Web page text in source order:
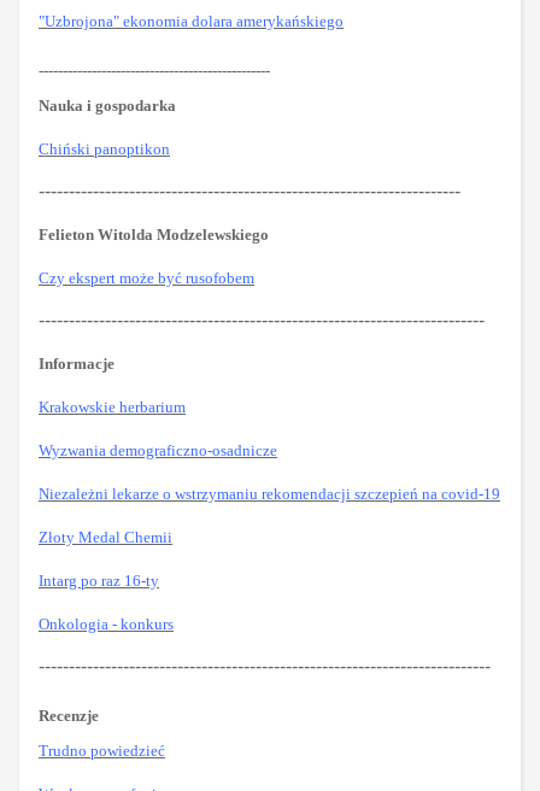
"Uzbrojona" ekonomia dolara amerykańskiego
------------------------------------------------
Nauka i gospodarka
Chiński panoptikon
----------------------------------------------------------------------
Felieton Witolda Modzelewskiego
Czy ekspert może być rusofobem
--------------------------------------------------------------------------
Informacje
Krakowskie herbarium
Wyzwania demograficzno-osadnicze
Niezależni lekarze o wstrzymaniu rekomendacji szczepień na covid-19
Złoty Medal Chemii
Intarg po raz 16-ty
Onkologia - konkurs
---------------------------------------------------------------------------
Recenzje
Trudno powiedzieć